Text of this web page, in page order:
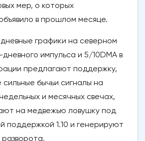
мер, о которых
в прошлом месяце.
графики на северном
импульса и 5/10DMA в
предлагают поддержку,
бычьи сигналы на
и месячных свечах,
на медвежью ловушку под
поддержкой 1.10 и генерируют